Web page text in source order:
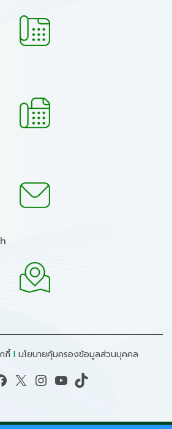
กี้ I นโยบายคุ้มครองข้อมูลส่วนบุคคล
X Instagram YouTube TikTok